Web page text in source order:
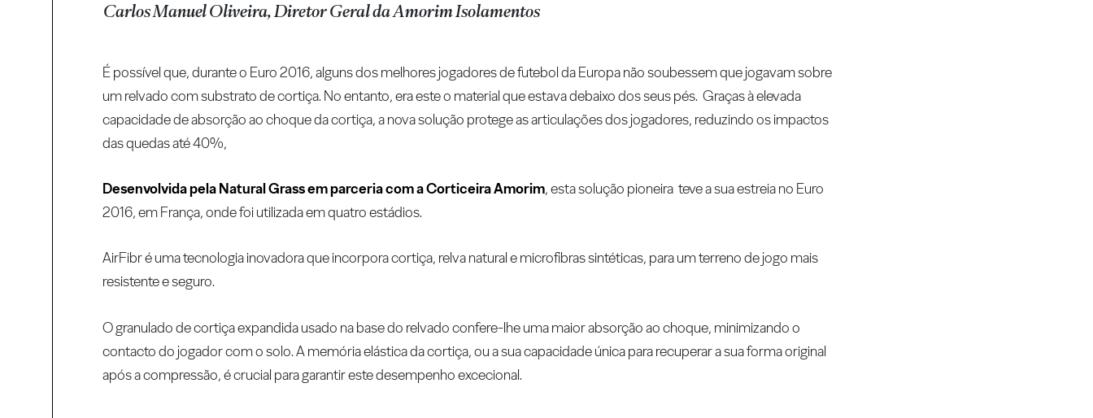
Carlos Manuel Oliveira, Diretor Geral da Amorim Isolamentos
É possível que, durante o Euro 2016, alguns dos melhores jogadores de futebol da Europa não soubessem que jogavam sobre
um relvado com substrato de cortiça. No entanto, era este o material que estava debaixo dos seus pés. Graças à elevada
capacidade de absorção ao choque da cortiça, a nova solução protege as articulações dos jogadores, reduzindo os impactos
das quedas até 40%,
Desenvolvida pela Natural Grass em parceria com a Corticeira Amorim, esta solução pioneira teve a sua estreia no Euro
2016, em França, onde foi utilizada em quatro estádios.
AirFibr é uma tecnologia inovadora que incorpora cortiça, relva natural e microfibras sintéticas, para um terreno de jogo mais
resistente e seguro.
O granulado de cortiça expandida usado na base do relvado confere-lhe uma maior absorção ao choque, minimizando o
contacto do jogador com o solo. A memória elástica da cortiça, ou a sua capacidade única para recuperar a sua forma original
após a compressão, é crucial para garantir este desempenho excecional.